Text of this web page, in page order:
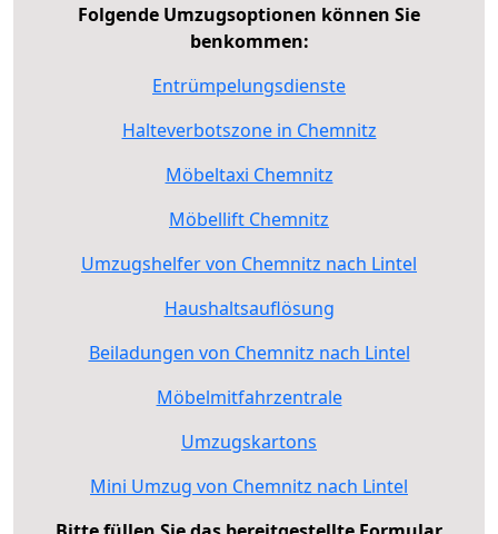
Folgende Umzugsoptionen können Sie
benkommen:
Entrümpelungsdienste
Halteverbotszone in Chemnitz
Möbeltaxi Chemnitz
Möbellift Chemnitz
Umzugshelfer von Chemnitz nach Lintel
Haushaltsauflösung
Beiladungen von Chemnitz nach Lintel
Möbelmitfahrzentrale
Umzugskartons
Mini Umzug von Chemnitz nach Lintel